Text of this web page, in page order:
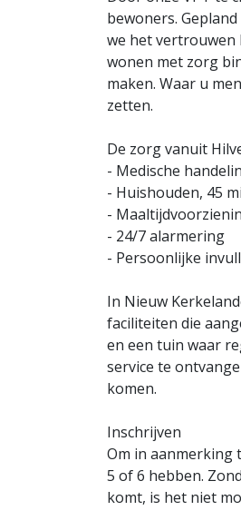
bewoners.
we het vertrouwen
wonen met zorg
maken. Waar u
zetten.
De zorg vanuit
- Medische
- Huishouden, 45
-
- 24/7 alarmering
- Persoonlijke
In Nieuw
faciliteiten die
en een tuin waar
service te
komen.
Inschrijven
Om in aanmerking
5 of 6 hebben.
komt, is het niet